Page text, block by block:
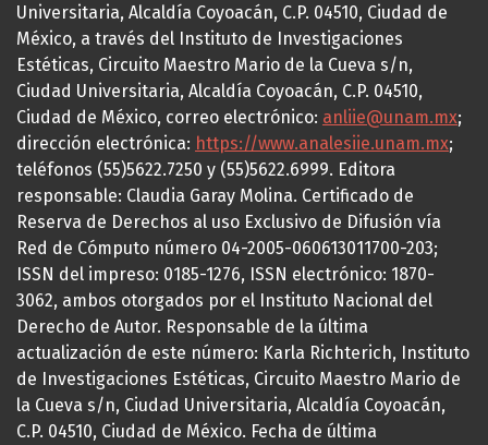
Universitaria, Alcaldía Coyoacán, C.P. 04510, Ciudad de
México, a través del Instituto de Investigaciones
Estéticas, Circuito Maestro Mario de la Cueva s/n,
Ciudad Universitaria, Alcaldía Coyoacán, C.P. 04510,
Ciudad de México, correo electrónico: anliie@unam.mx;
dirección electrónica: https://www.analesiie.unam.mx;
teléfonos (55)5622.7250 y (55)5622.6999. Editora
responsable: Claudia Garay Molina. Certificado de
Reserva de Derechos al uso Exclusivo de Difusión vía
Red de Cómputo número 04-2005-060613011700-203;
ISSN del impreso: 0185-1276, ISSN electrónico: 1870-
3062, ambos otorgados por el Instituto Nacional del
Derecho de Autor. Responsable de la última
actualización de este número: Karla Richterich, Instituto
de Investigaciones Estéticas, Circuito Maestro Mario de
la Cueva s/n, Ciudad Universitaria, Alcaldía Coyoacán,
C.P. 04510, Ciudad de México. Fecha de última